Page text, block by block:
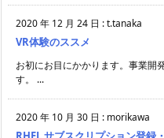
2020 年 12 月 24 日 :t.tanaka
VR体験のススメ
お初にお目にかかります。事業開
す。 ...
2020 年 10 月 30 日 : morikawa